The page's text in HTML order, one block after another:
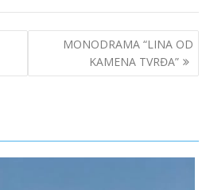
MONODRAMA “LINA OD
KAMENA TVRĐA”